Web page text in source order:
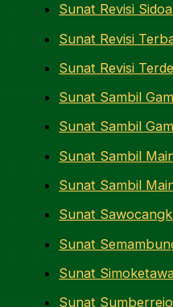
Sunat Revisi
Sunat Revisi
Sunat Revisi
Sunat Sambil
Sunat Sambil
Sunat Sambil
Sunat Sambil
Sunat
Sunat
Sunat
Sunat